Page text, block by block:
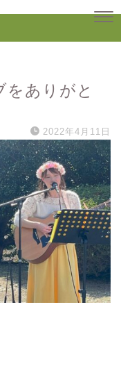
をありがと
2022年4月11日